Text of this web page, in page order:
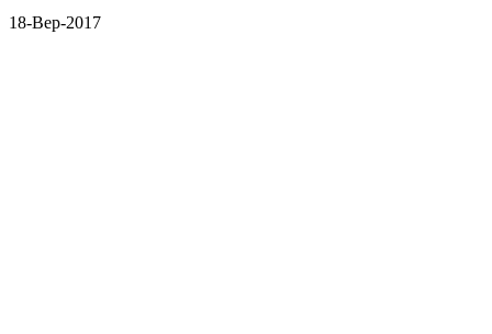
18-Вер-2017